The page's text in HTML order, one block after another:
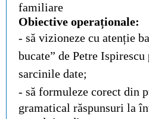
familiare
Obiective operaționale:
- să vizioneze cu atenție
bucate” de Petre
sarcinile date;
- să formuleze corect din
gramatical răspunsuri la